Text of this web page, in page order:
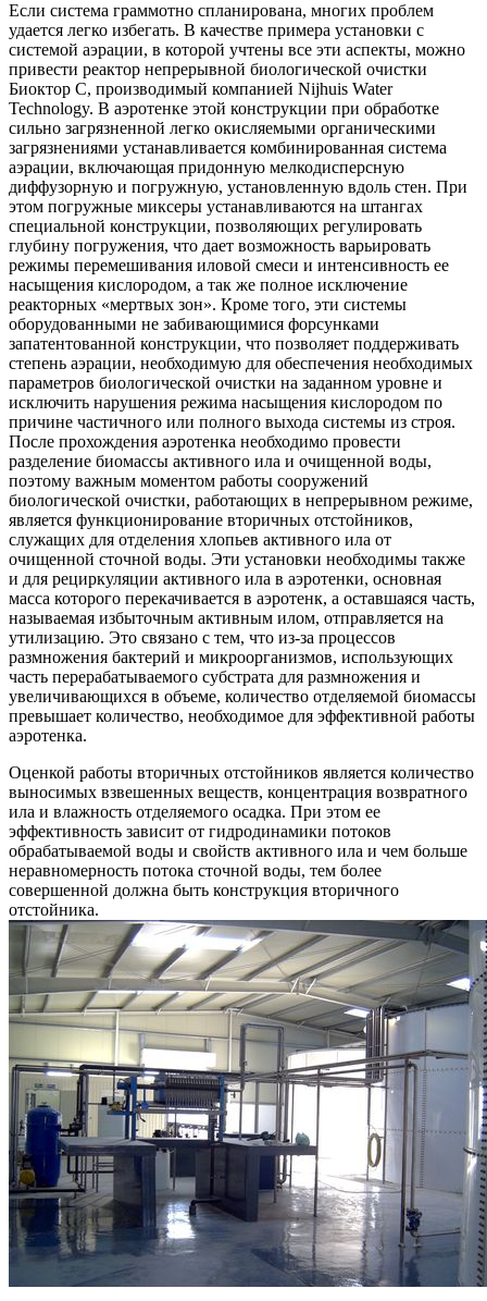
Если система граммотно спланирована, многих проблем
удается легко избегать. В качестве примера установки с
системой аэрации, в которой учтены все эти аспекты, можно
привести реактор непрерывной биологической очистки
Биоктор С, производимый компанией Nijhuis Water
Technology. В аэротенке этой конструкции при обработке
сильно загрязненной легко окисляемыми органическими
загрязнениями устанавливается комбинированная система
аэрации, включающая придонную мелкодисперсную
диффузорную и погружную, установленную вдоль стен. При
этом погружные миксеры устанавливаются на штангах
специальной конструкции, позволяющих регулировать
глубину погружения, что дает возможность варьировать
режимы перемешивания иловой смеси и интенсивность ее
насыщения кислородом, а так же полное исключение
реакторных «мертвых зон». Кроме того, эти системы
оборудованными не забивающимися форсунками
запатентованной конструкции, что позволяет поддерживать
степень аэрации, необходимую для обеспечения необходимых
параметров биологической очистки на заданном уровне и
исключить нарушения режима насыщения кислородом по
причине частичного или полного выхода системы из строя.
После прохождения аэротенка необходимо провести
разделение биомассы активного ила и очищенной воды,
поэтому важным моментом работы сооружений
биологической очистки, работающих в непрерывном режиме,
является функционирование вторичных отстойников,
служащих для отделения хлопьев активного ила от
очищенной сточной воды. Эти установки необходимы также
и для рециркуляции активного ила в аэротенки, основная
масса которого перекачивается в аэротенк, а оставшаяся часть,
называемая избыточным активным илом, отправляется на
утилизацию. Это связано с тем, что из-за процессов
размножения бактерий и микроорганизмов, использующих
часть перерабатываемого субстрата для размножения и
увеличивающихся в объеме, количество отделяемой биомассы
превышает количество, необходимое для эффективной работы
аэротенка.
Оценкой работы вторичных отстойников является количество
выносимых взвешенных веществ, концентрация возвратного
ила и влажность отделяемого осадка. При этом ее
эффективность зависит от гидродинамики потоков
обрабатываемой воды и свойств активного ила и чем больше
неравномерность потока сточной воды, тем более
совершенной должна быть конструкция вторичного
отстойника.